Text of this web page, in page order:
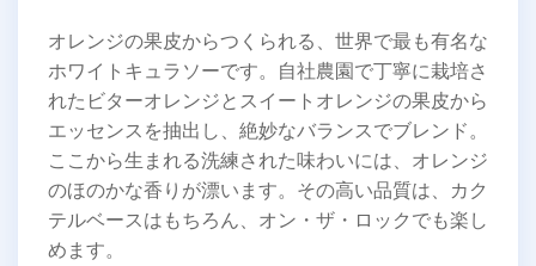
オレンジの果皮からつくられる、世界で最も有名な
ホワイトキュラソーです。自社農園で丁寧に栽培さ
れたビターオレンジとスイートオレンジの果皮から
エッセンスを抽出し、絶妙なバランスでブレンド。
ここから生まれる洗練された味わいには、オレンジ
のほのかな香りが漂います。その高い品質は、カク
テルベースはもちろん、オン・ザ・ロックでも楽し
めます。